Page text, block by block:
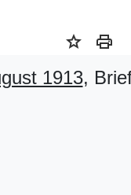
star print
1913,